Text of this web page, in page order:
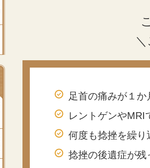
足首の痛みが１
レントゲンやMRI
何度も捻挫を繰り
捻挫の後遺症が残